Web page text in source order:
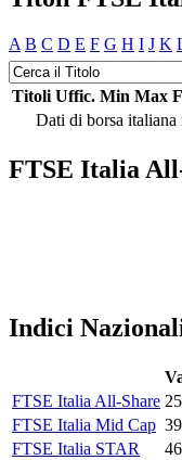
A B C D E F G H I J K
Titoli Uffic. Min Max
Dati di borsa
FTSE Italia
Indici
FTSE Italia All-Share
FTSE Italia Mid Cap
FTSE Italia STAR